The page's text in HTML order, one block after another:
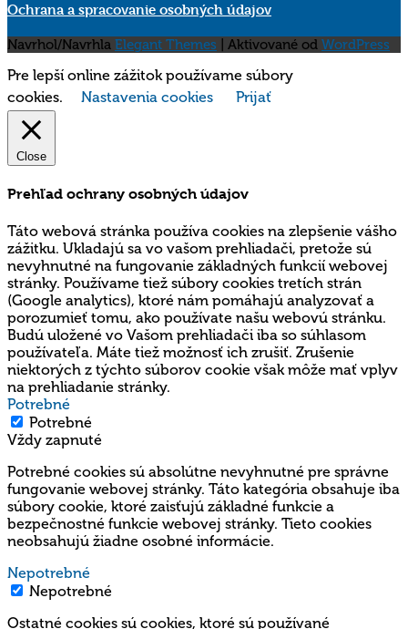
Ochrana a spracovanie osobných údajov
Navrhol/Navrhla Elegant Themes | Aktivované od WordPress
Pre lepší online zážitok používame súbory
cookies.
Nastavenia cookies Prijať
Close
Prehľad ochrany osobných údajov
Táto webová stránka používa cookies na zlepšenie vášho
zážitku. Ukladajú sa vo vašom prehliadači, pretože sú
nevyhnutné na fungovanie základných funkcií webovej
stránky. Používame tiež súbory cookies tretích strán
(Google analytics), ktoré nám pomáhajú analyzovať a
porozumieť tomu, ako používate našu webovú stránku.
Budú uložené vo Vašom prehliadači iba so súhlasom
používateľa. Máte tiež možnosť ich zrušiť. Zrušenie
niektorých z týchto súborov cookie však môže mať vplyv
na prehliadanie stránky.
Potrebné
Potrebné
Vždy zapnuté
Potrebné cookies sú absolútne nevyhnutné pre správne
fungovanie webovej stránky. Táto kategória obsahuje iba
súbory cookie, ktoré zaisťujú základné funkcie a
bezpečnostné funkcie webovej stránky. Tieto cookies
neobsahujú žiadne osobné informácie.
Nepotrebné
Nepotrebné
Ostatné cookies sú cookies, ktoré sú používané